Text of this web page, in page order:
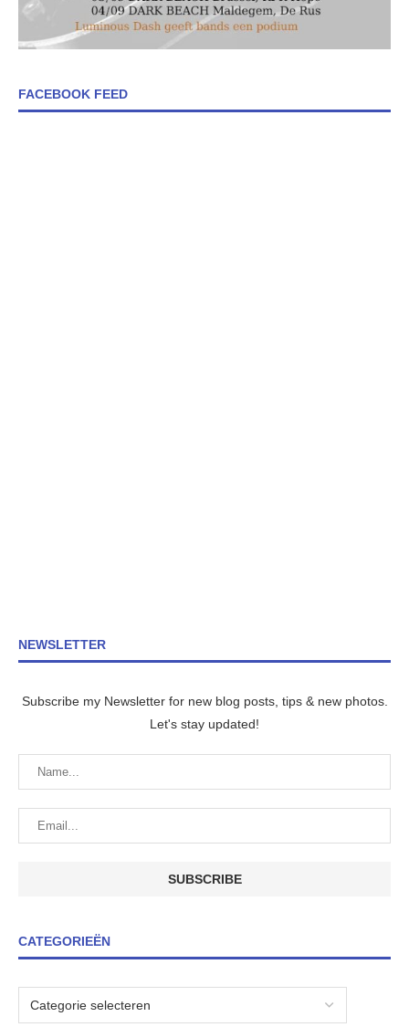
FACEBOOK FEED
NEWSLETTER
Subscribe my Newsletter for new blog posts, tips & new photos.
Let's stay updated!
CATEGORIEËN